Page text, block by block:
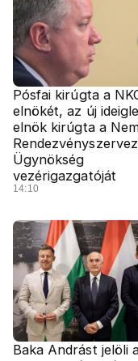
Pósfai kirúgta a
elnökét, az új
elnök kirúgta a
Ügynökség
vezérigazgatóját
14:10
Baka Andrást jelöli